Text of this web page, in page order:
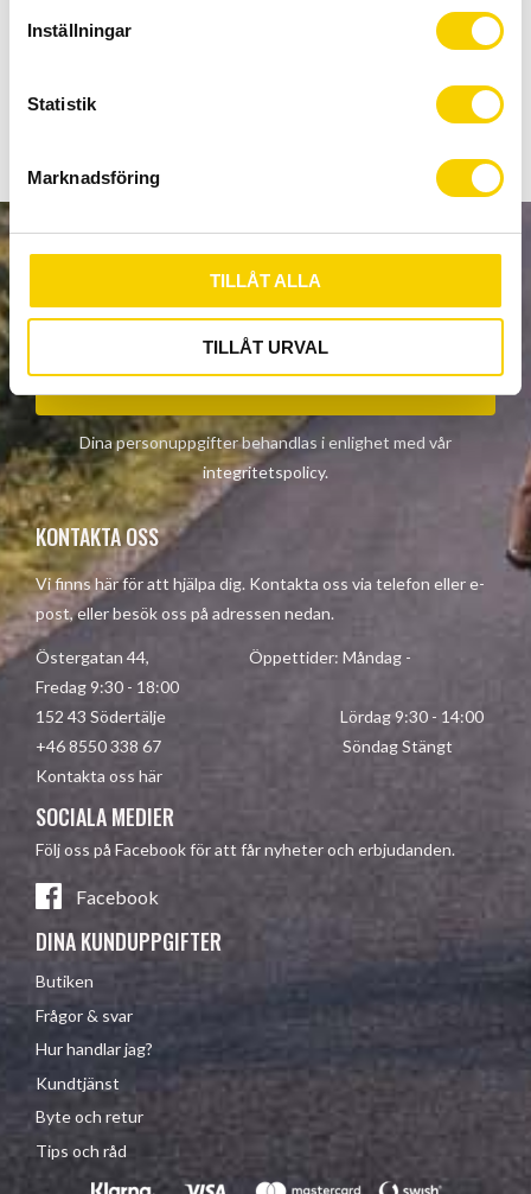
a
Inställningar
Statistik
Marknadsföring
TILLÅT ALLA
TILLÅT URVAL
1909A2-XS
1909A2
NYHETSBREV
Dina personuppgifter behandlas i enlighet med vår
integritetspolicy.
KONTAKTA OSS
Vi finns här för att hjälpa dig. Kontakta oss via telefon eller e-
post, eller besök oss på adressen nedan.
Östergatan 44, Öppettider: Måndag -
Fredag 9:30 - 18:00
152 43 Södertälje Lördag 9:30 - 14:00
+46 8550 338 67 Söndag Stängt
Kontakta oss här
SOCIALA MEDIER
Följ oss på Facebook för att får nyheter och erbjudanden.
Facebook
DINA KUNDUPPGIFTER
Butiken
Frågor & svar
Hur handlar jag?
Kundtjänst
Byte och retur
Tips och råd